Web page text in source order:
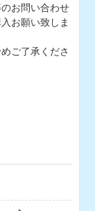
お問い合わせ
お願い致しま
ご了承くださ